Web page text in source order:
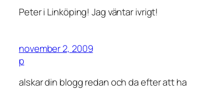
Peter i Linköping! Jag väntar ivrigt!
november 2, 2009
p
alskar din blogg redan och da efter att ha